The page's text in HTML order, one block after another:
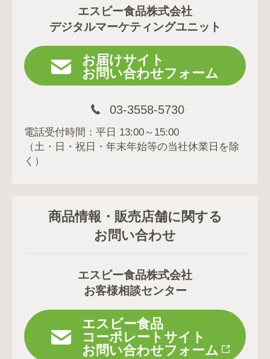
エスビー食品株式会社
デジタルマーケティングユニット
お届けサイト
お問い合わせフォーム
03-3558-5730
電話受付時間：平日 13:00～15:00
（土・日・祝日・年末年始等の当社休業日を除
く）
商品情報・販売店舗に関する
お問い合わせ
エスビー食品株式会社
お客様相談センター
エスビー食品
コーポレートサイト
お問い合わせフォーム